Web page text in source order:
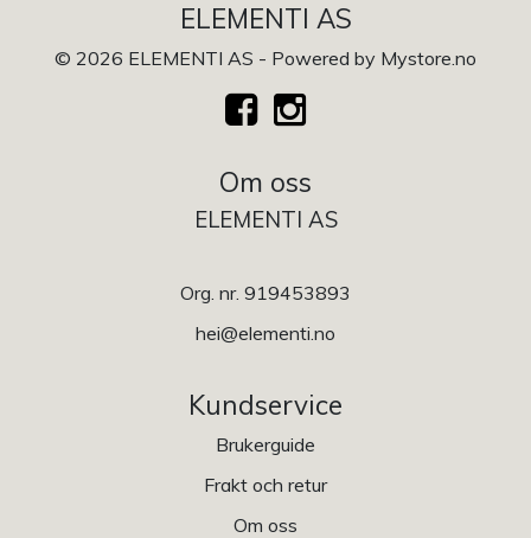
ELEMENTI AS
© 2026 ELEMENTI AS - Powered by Mystore.no
Om oss
ELEMENTI AS
Org. nr. 919453893
hei@elementi.no
Kundservice
Brukerguide
Frakt och retur
Om oss